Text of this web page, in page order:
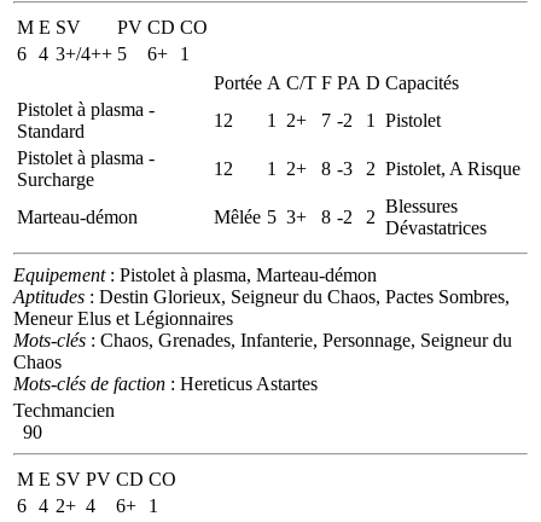
M E SV PV CD CO
6 4 3+/4++ 5 6+
1
Portée A C/T F PA D Capacités
Pistolet à plasma -
Standard
12 1 2+ 7 -2 1
Pistolet
Pistolet à plasma -
Surcharge
12 1 2+ 8 -3 2 Pistolet, A Risque
Marteau-démon Mêlée 5 3+ 8 -2 2
Blessures
Dévastatrices
Equipement: Pistolet à plasma, Marteau-démon
Aptitudes : Destin Glorieux, Seigneur du Chaos, Pactes Sombres,
Meneur Elus et Légionnaires
Mots-clés : Chaos, Grenades, Infanterie, Personnage, Seigneur du
Chaos
Mots-clés de faction : Hereticus Astartes
Techmancien
90
M E SV PV CD CO
6 4 2+ 4 6+
1